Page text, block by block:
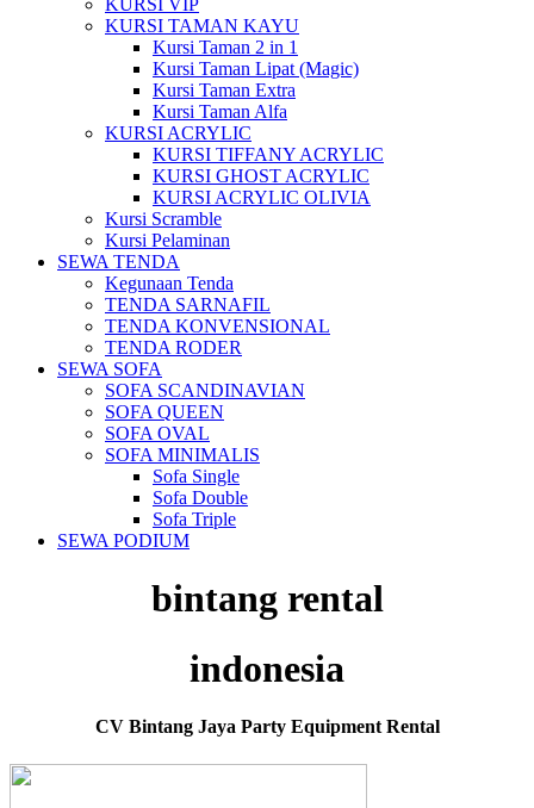
KURSI VIP
KURSI TAMAN KAYU
Kursi Taman 2 in 1
Kursi Taman Lipat (Magic)
Kursi Taman Extra
Kursi Taman Alfa
KURSI ACRYLIC
KURSI TIFFANY ACRYLIC
KURSI GHOST ACRYLIC
KURSI ACRYLIC OLIVIA
Kursi Scramble
Kursi Pelaminan
SEWA TENDA
Kegunaan Tenda
TENDA SARNAFIL
TENDA KONVENSIONAL
TENDA RODER
SEWA SOFA
SOFA SCANDINAVIAN
SOFA QUEEN
SOFA OVAL
SOFA MINIMALIS
Sofa Single
Sofa Double
Sofa Triple
SEWA PODIUM
bintang rental
indonesia
CV Bintang Jaya Party Equipment Rental